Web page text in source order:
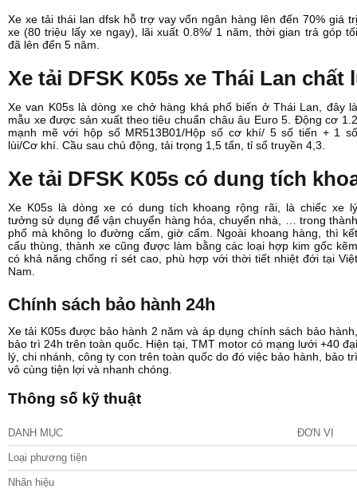
Xe xe tải thái lan dfsk hỗ trợ vay vốn ngân hàng lên đến 70% giá
xe (80 triệu lấy xe ngay), lãi xuất 0.8%/ 1 năm, thời gian trả góp
đã lên đến 5 năm.
Xe tải DFSK K05s xe Thái Lan
Xe van K05s là dòng xe chở hàng khá phổ biến ở Thái Lan, đây
mẫu xe được sản xuất theo tiêu chuẩn châu âu Euro 5. Động cơ
mạnh mẽ với hộp số MR513B01/Hộp số cơ khí/ 5 số tiến + 1
lùi/Cơ khí. Cầu sau chủ động, tải trọng 1,5 tấn, tỉ số truyền 4,3.
Xe tải DFSK K05s có d ung tích
Xe K05s là dòng xe có dung tích khoang rộng rãi, là chiếc xe
tưởng sử dụng để vận chuyển hàng hóa, chuyển nhà, … trong
phố mà không lo đường cấm, giờ cấm. Ngoài khoang hàng, thì
cấu thùng, thành xe cũng được làm bằng các loại hợp kim gốc
có khả năng chống rỉ sét cao, phù hợp với thời tiết nhiệt đới tại
Nam.
Chính sách bảo hành 24h
Xe tải K05s được bảo hành 2 năm và áp dụng chính sách bảo
bảo trì 24h trên toàn quốc. Hiện tại, TMT motor có mạng lưới +40
lý, chi nhánh, công ty con trên toàn quốc do đó việc bảo hành, bảo
vô cùng tiện lợi và nhanh chóng.
Thông số kỹ thuật
DANH MỤC ĐƠN VỊ
Loại phương tiện
Nhãn hiệu